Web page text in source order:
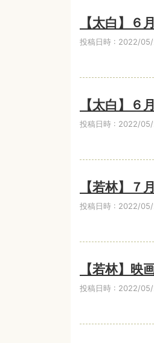
【太白】
投稿日時 : 2022/
【太白】６
投稿日時 : 2022/
【若林】７
投稿日時 : 2022/
【若林】映
投稿日時 : 2022/